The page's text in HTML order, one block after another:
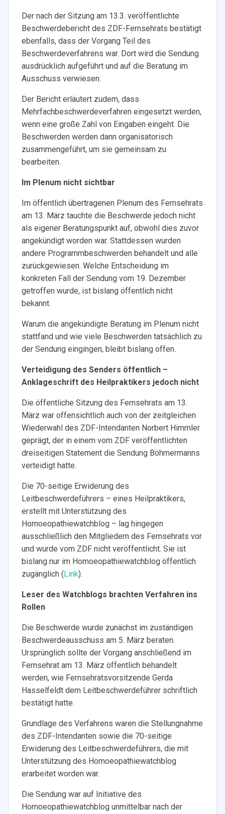
Der nach der Sitzung am 13.3. veröffentlichte
Beschwerdebericht des ZDF-Fernsehrats bestätigt
ebenfalls, dass der Vorgang Teil des
Beschwerdeverfahrens war. Dort wird die Sendung
ausdrücklich aufgeführt und auf die Beratung im
Ausschuss verwiesen.
Der Bericht erläutert zudem, dass
Mehrfachbeschwerdeverfahren eingesetzt werden,
wenn eine große Zahl von Eingaben eingeht. Die
Beschwerden werden dann organisatorisch
zusammengeführt, um sie gemeinsam zu
bearbeiten.
Im Plenum nicht sichtbar
Im öffentlich übertragenen Plenum des Fernsehrats
am 13. März tauchte die Beschwerde jedoch nicht
als eigener Beratungspunkt auf, obwohl dies zuvor
angekündigt worden war. Stattdessen wurden
andere Programmbeschwerden behandelt und alle
zurückgewiesen. Welche Entscheidung im
konkreten Fall der Sendung vom 19. Dezember
getroffen wurde, ist bislang öffentlich nicht
bekannt.
Warum die angekündigte Beratung im Plenum nicht
stattfand und wie viele Beschwerden tatsächlich zu
der Sendung eingingen, bleibt bislang offen.
Verteidigung des Senders öffentlich –
Anklageschrift des Heilpraktikers jedoch nicht
Die öffentliche Sitzung des Fernsehrats am 13.
März war offensichtlich auch von der zeitgleichen
Wiederwahl des ZDF-Intendanten Norbert Himmler
geprägt, der in einem vom ZDF veröffentlichten
dreiseitigen Statement die Sendung Böhmermanns
verteidigt hatte.
Die 70-seitige Erwiderung des
Leitbeschwerdeführers – eines Heilpraktikers,
erstellt mit Unterstützung des
Homoeopathiewatchblog – lag hingegen
ausschließlich den Mitgliedern des Fernsehrats vor
und wurde vom ZDF nicht veröffentlicht. Sie ist
bislang nur im Homoeopathiewatchblog öffentlich
zugänglich (Link).
Leser des Watchblogs brachten Verfahren ins
Rollen
Die Beschwerde wurde zunächst im zuständigen
Beschwerdeausschuss am 5. März beraten.
Ursprünglich sollte der Vorgang anschließend im
Fernsehrat am 13. März öffentlich behandelt
werden, wie Fernsehratsvorsitzende Gerda
Hasselfeldt dem Leitbeschwerdeführer schriftlich
bestätigt hatte.
Grundlage des Verfahrens waren die Stellungnahme
des ZDF-Intendanten sowie die 70-seitige
Erwiderung des Leitbeschwerdeführers, die mit
Unterstützung des Homoeopathiewatchblog
erarbeitet worden war.
Die Sendung war auf Initiative des
Homoeopathiewatchblog unmittelbar nach der